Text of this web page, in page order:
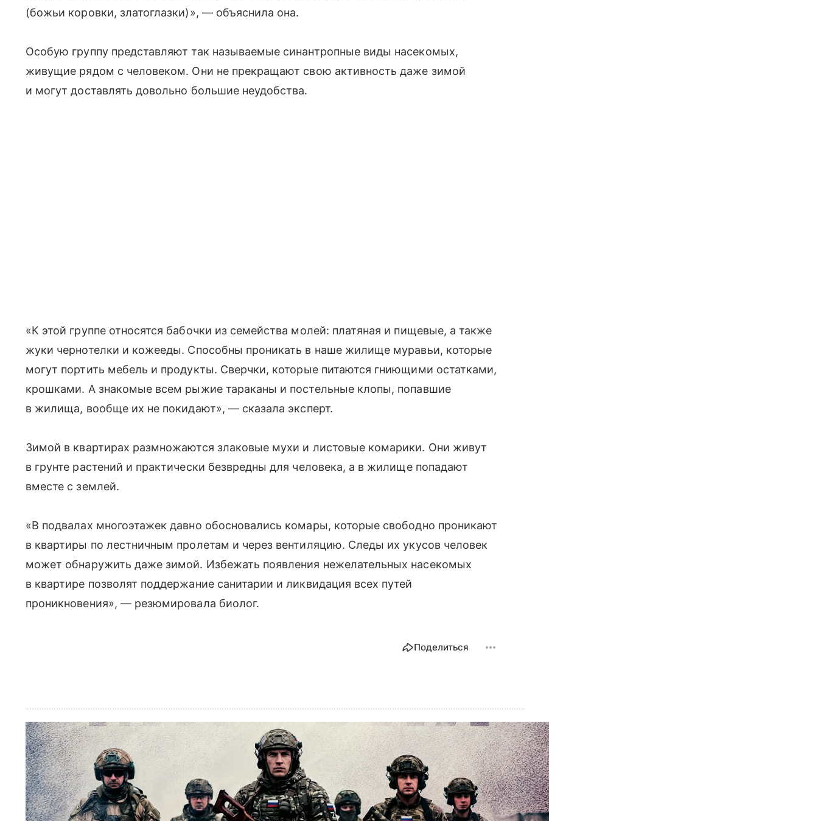
(божьи коровки, златоглазки)», — объяснила она.
Особую группу представляют так называемые синантропные виды насекомых,
живущие рядом с человеком. Они не прекращают свою активность даже зимой
и могут доставлять довольно большие неудобства.
«К этой группе относятся бабочки из семейства молей: платяная и пищевые, а также
жуки чернотелки и кожееды. Способны проникать в наше жилище муравьи, которые
могут портить мебель и продукты. Сверчки, которые питаются гниющими остатками,
крошками. А знакомые всем рыжие тараканы и постельные клопы, попавшие
в жилища, вообще их не покидают», — сказала эксперт.
Зимой в квартирах размножаются злаковые мухи и листовые комарики. Они живут
в грунте растений и практически безвредны для человека, а в жилище попадают
вместе с землей.
«В подвалах многоэтажек давно обосновались комары, которые свободно проникают
в квартиры по лестничным пролетам и через вентиляцию. Следы их укусов человек
может обнаружить даже зимой. Избежать появления нежелательных насекомых
в квартире позволят поддержание санитарии и ликвидация всех путей
проникновения», — резюмировала биолог.
Поделиться